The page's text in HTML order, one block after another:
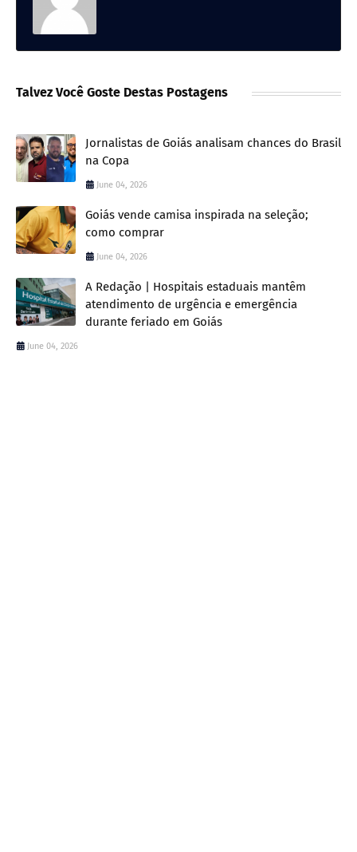
Talvez Você Goste Destas Postagens
Jornalistas de Goiás analisam chances do Brasil
na Copa
June 04, 2026
Goiás vende camisa inspirada na seleção;
como comprar
June 04, 2026
A Redação | Hospitais estaduais mantêm
atendimento de urgência e emergência
durante feriado em Goiás
June 04, 2026